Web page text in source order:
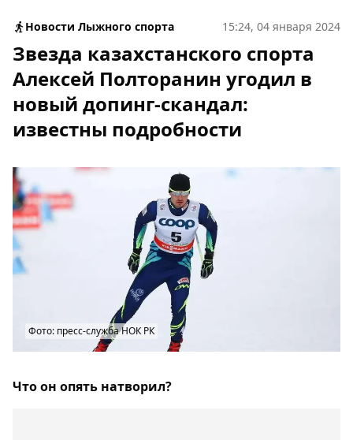
Новости Лыжного спорта 15:24, 04 января 2024
Звезда казахстанского спорта
Алексей Полторанин угодил в
новый допинг-скандал:
известны подробности
Фото: пресс-служба НОК РК
Что он опять натворил?